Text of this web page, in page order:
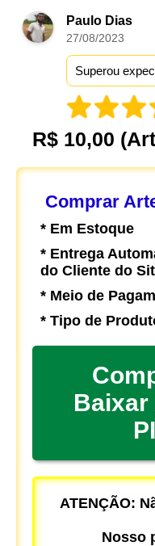
Paulo Dias
27/08/2023
Superou
R$ 10,00
Comprar
* Em Estoque
* Entrega
do Cliente do
* Meio de
* Tipo de
Baixar
ATENÇÃO:
Nosso